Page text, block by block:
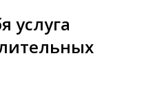
услуга